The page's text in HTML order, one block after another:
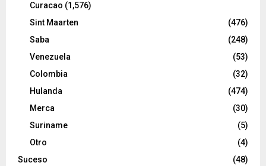
Curacao (1,576)
Sint Maarten
(476)
Saba
(248)
Venezuela
(53)
Colombia
(32)
Hulanda
(474)
Merca
(30)
Suriname
(5)
Otro
(4)
Suceso
(48)